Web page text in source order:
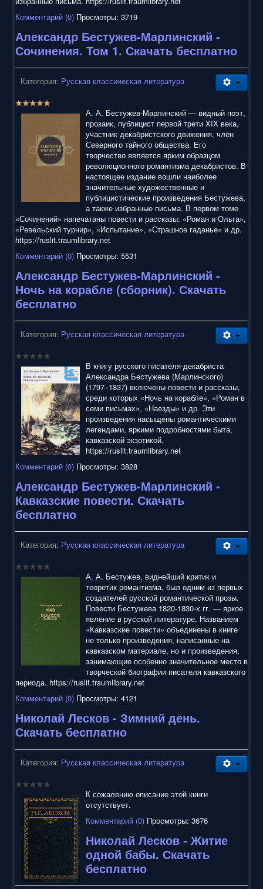
Комментарий (0) Просмотры: 3719
Александр Бестужев-Марлинский -
Сочинения. Том 1. Скачать бесплатно
Категория: Русская классическая литература
Р
/
5
А. А. Бестужев-Марлинский — видный поэт,
прозаик, публицист первой трети XIX века,
участник декабристского движения, член
Северного тайного общества. Его
творчество является ярким образцом
революционного романтизма декабристов. В
настоящее издание вошли наиболее
значительные художественные и
публицистические произведения Бестужева,
а также избранные письма. В первом томе
«Сочинений» напечатаны повести и рассказы: «Роман и Ольга»,
«Ревельский турнир», «Испытание», «Страшное гаданье» и др.
https://ruslit.traumlibrary.net
Комментарий (0) Просмотры: 5531
Александр Бестужев-Марлинский -
Ночь на корабле (сборник). Скачать
бесплатно
Категория: Русская классическая литература
В книгу русского писателя-декабриста
Александра Бестужева (Марлинского)
(1797–1837) включены повести и рассказы,
среди которых «Ночь на корабле», «Роман в
семи письмах», «Наезды» и др. Эти
произведения насыщены романтическими
легендами, яркими подробностями быта,
кавказской экзотикой.
https://ruslit.traumlibrary.net
Комментарий (0) Просмотры: 3828
Александр Бестужев-Марлинский -
Кавказские повести. Скачать
бесплатно
Категория: Русская классическая литература
А. А. Бестужев, виднейший критик и
теоретик романтизма, был одним из первых
создателей русской романтической прозы.
Повести Бестужева 1820-1830-х гг. — яркое
явление в русской литературе. Названием
«Кавказские повести» объединены в книге
не только произведения, написанные на
кавказском материале, но и произведения,
занимающие особенно значительное место в
творческой биографии писателя кавказского
периода. https://ruslit.traumlibrary.net
Комментарий (0) Просмотры: 4121
Николай Лесков - Зимний день.
Скачать бесплатно
Категория: Русская классическая литература
К сожалению описание этой книги
отсутствует.
Комментарий (0) Просмотры: 3676
Николай Лесков - Житие
одной бабы. Скачать
бесплатно